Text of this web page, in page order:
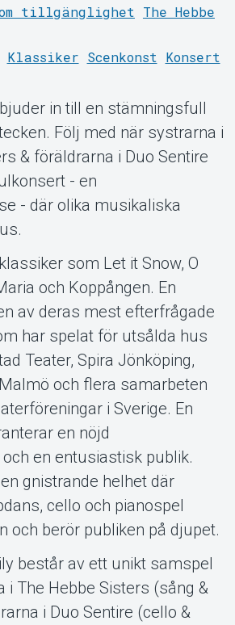
Support
Tickster
tillgänglighet
The Hebbe
Klassiker Scenkonst Konsert
in till en stämningsfull
Följ med när systrarna i
& föräldrarna i Duo Sentire
- en
- där olika musikaliska
som Let it Snow, O
och Koppången. En
av deras mest efterfrågade
har spelat för utsålda hus
Teater, Spira Jönköping,
och flera samarbeten
i Sverige. En
en nöjd
en entusiastisk publik.
gnistrande helhet där
cello och pianospel
och berör publiken på djupet.
består av ett unikt samspel
i The Hebbe Sisters (sång &
i Duo Sentire (cello &